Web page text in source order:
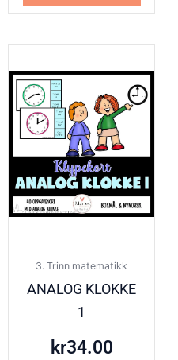
3. Trinn matematikk
ANALOG KLOKKE
1
kr34.00